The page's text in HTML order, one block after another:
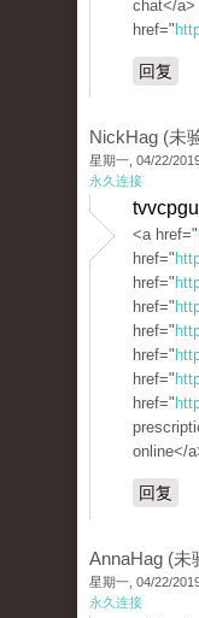
chat</a>
href="
回复
NickHag (未
星期一, 04/22/
永久连接
<a href="
href="
href="
href="
href="
href="
href="
href="
online</
回复
AnnaHag (未
星期一, 04/22/
永久连接